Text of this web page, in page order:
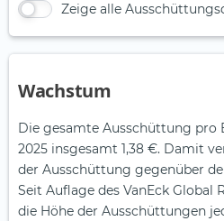
Zeige alle
Wachstum
Die gesamte Ausschüttung pro
2025 insgesamt 1,38 €. Damit
der Ausschüttung gegenüber
Seit Auflage des VanEck Global
die Höhe der Ausschüttungen